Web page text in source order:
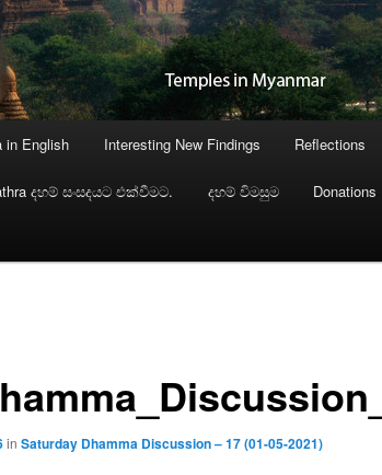
in English Interesting New Findings Reflections
දහම් සංසදයට එක්වීමට. දහම් විමසුම Donations
in Saturday Dhamma Discussion – 17 (01-05-2021)